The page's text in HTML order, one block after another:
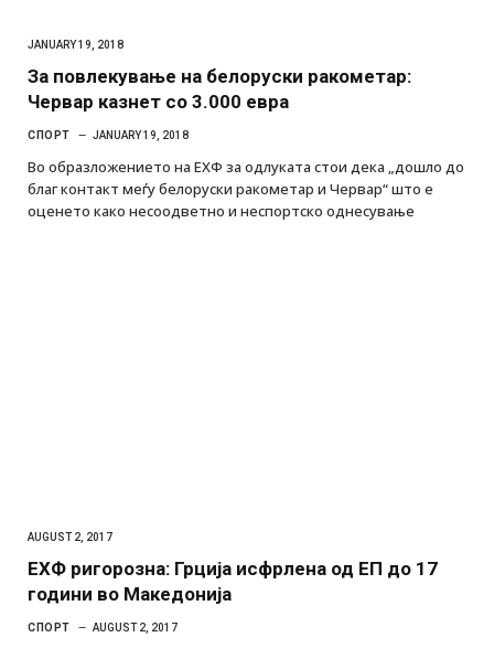
JANUARY 19, 2018
За повлекување на белоруски ракометар:
Червар казнет со 3.000 евра
СПОРТ JANUARY 19, 2018
Во образложението на ЕХФ за одлуката стои дека „дошло до
благ контакт меѓу белоруски ракометар и Червар“ што е
оценето како несоодветно и неспортско однесување
AUGUST 2, 2017
ЕХФ ригорозна: Грција исфрлена од ЕП до 17
години во Македонија
СПОРТ AUGUST 2, 2017